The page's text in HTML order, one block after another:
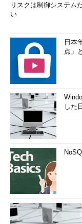
リスクは制御システム
い
日本
点」
した